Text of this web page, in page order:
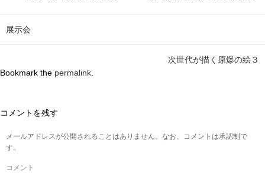
展示会
次世代が描く原爆の絵３
Bookmark the permalink
コメントを残す
メールアドレスが公開されることはありません。なお、コメントは承認制で
す。
コメント